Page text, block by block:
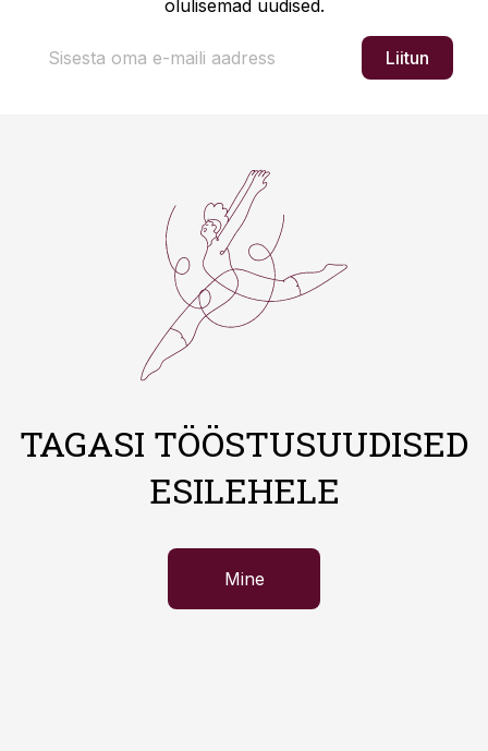
olulisemad uudised.
Liitun
TAGASI TÖÖSTUSUUDISED
ESILEHELE
Mine